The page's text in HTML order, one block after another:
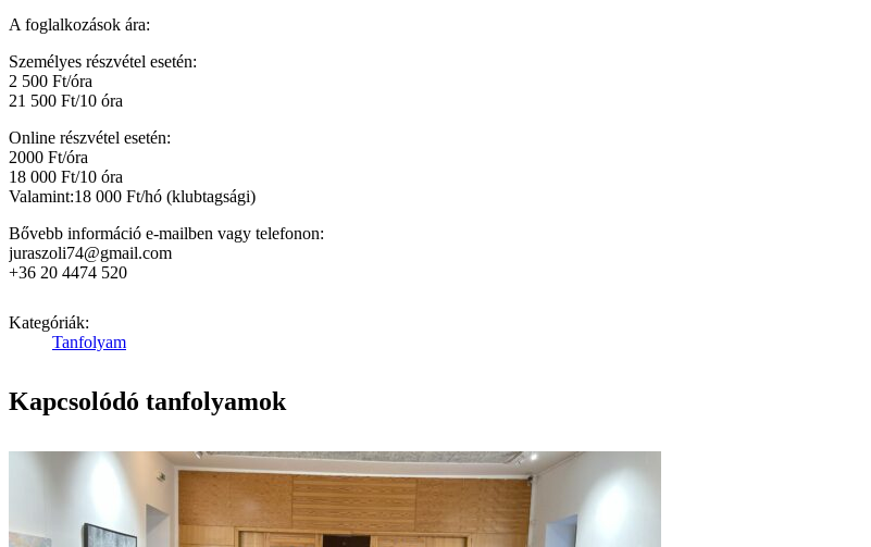
A foglalkozások ára:
Személyes részvétel esetén:
2 500 Ft/óra
21 500 Ft/10 óra
Online részvétel esetén:
2000 Ft/óra
18 000 Ft/10 óra
Valamint:18 000 Ft/hó (klubtagsági)
Bővebb információ e-mailben vagy telefonon:
juraszoli74@gmail.com
+36 20 4474 520
Kategóriák:
Tanfolyam
Kapcsolódó tanfolyamok